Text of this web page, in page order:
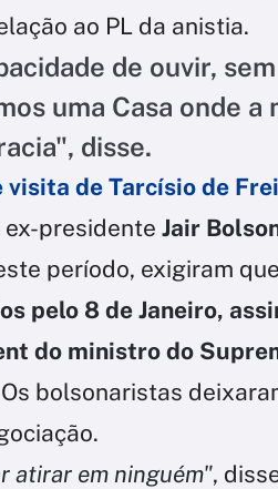
ao PL da anistia.
de ouvir, sem
uma Casa onde a
disse.
de Tarcísio de
ex-presidente Jair
período, exigiram
pelo 8 de Janeiro,
do ministro do
bolsonaristas
atirar em ninguém",